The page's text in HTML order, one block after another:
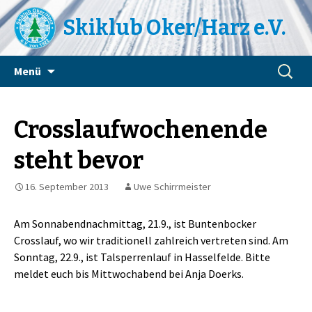
Skiklub Oker/Harz e.V.
Menü
Suchen
nach:
Crosslaufwochenende
steht bevor
16. September 2013 Uwe Schirrmeister
Am Sonnabendnachmittag, 21.9., ist Buntenbocker
Crosslauf, wo wir traditionell zahlreich vertreten sind. Am
Sonntag, 22.9., ist Talsperrenlauf in Hasselfelde. Bitte
meldet euch bis Mittwochabend bei Anja Doerks.